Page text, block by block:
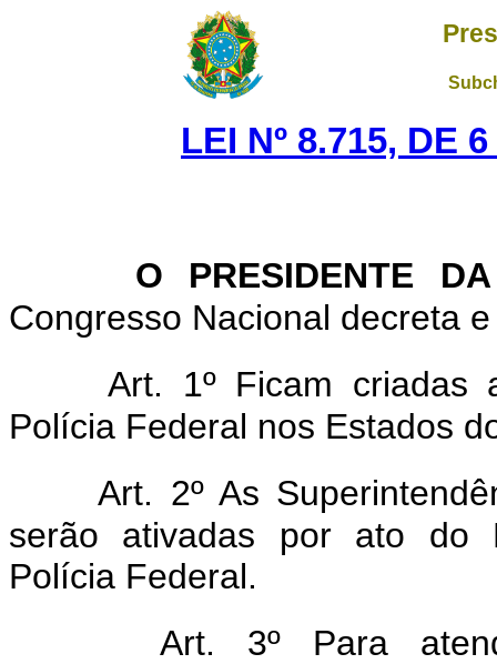
LEI Nº 8.715, DE
O PRESIDENTE
Congresso Nacional decreta
Art. 1º Ficam criadas
Polícia Federal nos Estados
Art. 2º As
serão ativadas por ato do
Polícia Federal.
Art. 3º Para